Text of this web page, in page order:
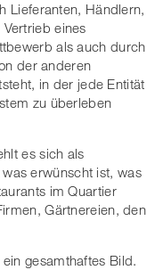
Lieferanten, Händlern,
eines
als auch durch
der anderen
in der jede Entität
zu überleben
es sich als
erwünscht ist, was
im Quartier
Gärtnereien, den
gesamthaftes Bild.